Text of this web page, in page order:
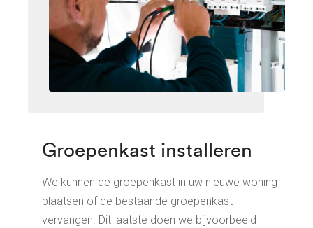
Groepenkast installeren
We kunnen de groepenkast in uw nieuwe woning
plaatsen of de bestaande groepenkast
vervangen. Dit laatste doen we bijvoorbeeld